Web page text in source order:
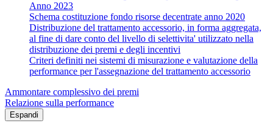
Anno 2023
Schema costituzione fondo risorse decentrate anno 2020
Distribuzione del trattamento accessorio, in forma aggregata,
al fine di dare conto del livello di selettivita' utilizzato nella
distribuzione dei premi e degli incentivi
Criteri definiti nei sistemi di misurazione e valutazione della
performance per l'assegnazione del trattamento accessorio
Ammontare complessivo dei premi
Relazione sulla performance
Espandi